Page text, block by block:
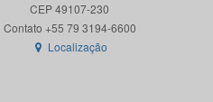
CEP 49107-230
Localização